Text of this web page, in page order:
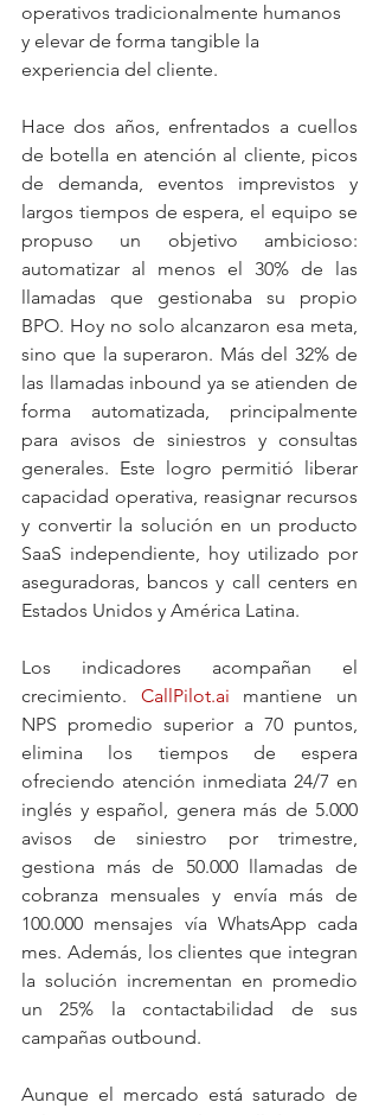
operativos tradicionalmente humanos
y elevar de forma tangible la
experiencia del cliente.
Hace dos años, enfrentados a cuellos
de botella en atención al cliente, picos
de demanda, eventos imprevistos y
largos tiempos de espera, el equipo se
propuso un objetivo ambicioso:
automatizar al menos el 30% de las
llamadas que gestionaba su propio
BPO. Hoy no solo alcanzaron esa meta,
sino que la superaron. Más del 32% de
las llamadas inbound ya se atienden de
forma automatizada, principalmente
para avisos de siniestros y consultas
generales. Este logro permitió liberar
capacidad operativa, reasignar recursos
y convertir la solución en un producto
SaaS independiente, hoy utilizado por
aseguradoras, bancos y call centers en
Estados Unidos y América Latina.
Los indicadores acompañan el
crecimiento. CallPilot.ai mantiene un
NPS promedio superior a 70 puntos,
elimina los tiempos de espera
ofreciendo atención inmediata 24/7 en
inglés y español, genera más de 5.000
avisos de siniestro por trimestre,
gestiona más de 50.000 llamadas de
cobranza mensuales y envía más de
100.000 mensajes vía WhatsApp cada
mes. Además, los clientes que integran
la solución incrementan en promedio
un 25% la contactabilidad de sus
campañas outbound.
Aunque el mercado está saturado de